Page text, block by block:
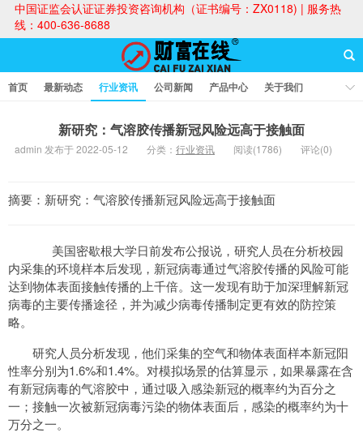
中国证监会认证证券投资咨询机构（证书编号：ZX0118) | 服务热
线：400-636-8688
首页 最新动态 行业资讯 公司新闻 产品中心
关于我们
新研究：气溶胶传播新冠风险远高于接触面
admin 发布于 2022-05-12 分类： 行业资讯 阅读(1786) 评论(0)
摘要：新研究：气溶胶传播新冠风险远高于接触面
美国密歇根大学日前发布公报说，研究人员在分析校园
内采集的环境样本后发现，新冠病毒通过气溶胶传播的风险可能
达到物体表面接触传播的上千倍。这一发现有助于加深理解新冠
病毒的主要传播途径，并为减少病毒传播制定更有效的防控策
略。
研究人员分析发现，他们采集的空气和物体表面样本新冠阳
性率分别为1.6%和1.4%。对模拟场景的估算显示，如果暴露在含
有新冠病毒的气溶胶中，通过吸入感染新冠的概率约为百分之
一；接触一次被新冠病毒污染的物体表面后，感染的概率约为十
万分之一。